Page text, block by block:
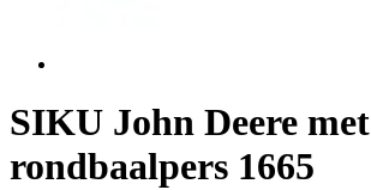
SIKU John Deere met
rondbaalpers 1665